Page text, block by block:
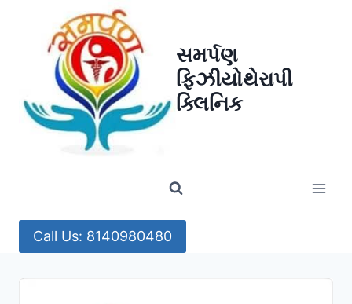
સમર્પણ
ફિઝીયોથેરાપી
ક્લિનિક
Call Us: 8140980480